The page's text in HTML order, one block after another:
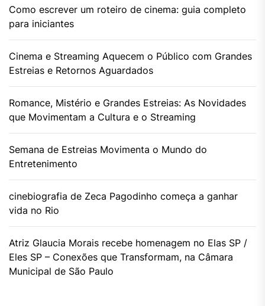
Como escrever um roteiro de cinema: guia completo
para iniciantes
Cinema e Streaming Aquecem o Público com Grandes
Estreias e Retornos Aguardados
Romance, Mistério e Grandes Estreias: As Novidades
que Movimentam a Cultura e o Streaming
Semana de Estreias Movimenta o Mundo do
Entretenimento
cinebiografia de Zeca Pagodinho começa a ganhar
vida no Rio
Atriz Glaucia Morais recebe homenagem no Elas SP /
Eles SP – Conexões que Transformam, na Câmara
Municipal de São Paulo